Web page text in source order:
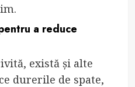
a reduce
există și alte
durerile de spate,